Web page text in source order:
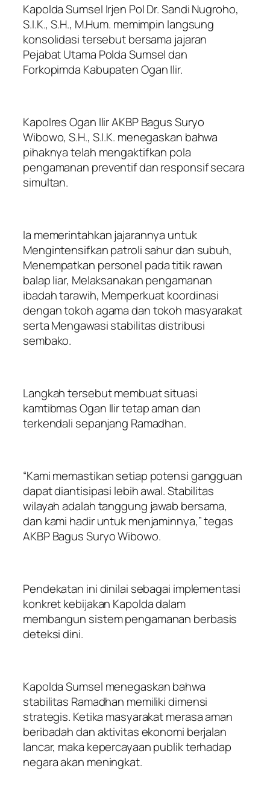
Kapolda Sumsel Irjen Pol Dr. Sandi Nugroho,
S.I.K., S.H., M.Hum. memimpin langsung
konsolidasi tersebut bersama jajaran
Pejabat Utama Polda Sumsel dan
Forkopimda Kabupaten Ogan Ilir.
Kapolres Ogan Ilir AKBP Bagus Suryo
Wibowo, S.H., S.I.K. menegaskan bahwa
pihaknya telah mengaktifkan pola
pengamanan preventif dan responsif secara
simultan.
Ia memerintahkan jajarannya untuk
Mengintensifkan patroli sahur dan subuh,
Menempatkan personel pada titik rawan
balap liar, Melaksanakan pengamanan
ibadah tarawih, Memperkuat koordinasi
dengan tokoh agama dan tokoh masyarakat
serta Mengawasi stabilitas distribusi
sembako.
Langkah tersebut membuat situasi
kamtibmas Ogan Ilir tetap aman dan
terkendali sepanjang Ramadhan.
“Kami memastikan setiap potensi gangguan
dapat diantisipasi lebih awal. Stabilitas
wilayah adalah tanggung jawab bersama,
dan kami hadir untuk menjaminnya,” tegas
AKBP Bagus Suryo Wibowo.
Pendekatan ini dinilai sebagai implementasi
konkret kebijakan Kapolda dalam
membangun sistem pengamanan berbasis
deteksi dini.
Kapolda Sumsel menegaskan bahwa
stabilitas Ramadhan memiliki dimensi
strategis. Ketika masyarakat merasa aman
beribadah dan aktivitas ekonomi berjalan
lancar, maka kepercayaan publik terhadap
negara akan meningkat.